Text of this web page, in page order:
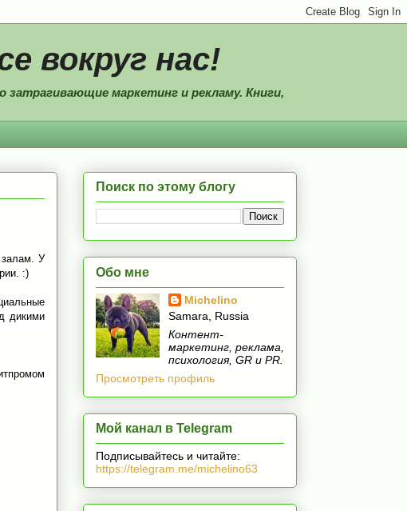
вокруг нас!
маркетинг и рекламу. Книги,
У
:)
дикими
Поиск по этому блогу
Обо мне
Michelino
Samara, Russia
Контент-
маркетинг, реклама,
психология, GR и PR.
Просмотреть профиль
Мой канал в Telegram
Подписывайтесь и читайте:
https://telegram.me/michelino63